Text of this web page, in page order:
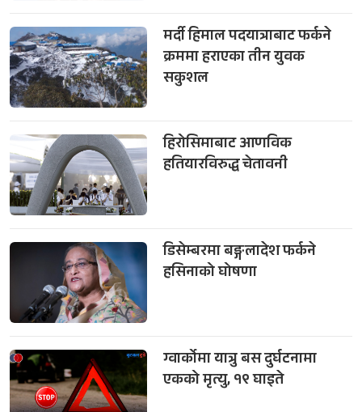
मर्दी हिमाल पदयात्राबाट फर्कने
क्रममा हराएका तीन युवक
सकुशल
हिरोसिमाबाट आणविक
हतियारविरुद्ध चेतावनी
डिसेम्बरमा बङ्गलादेश फर्कने
हसिनाको घोषणा
ग्वार्कोमा यात्रु बस दुर्घटनामा
एकको मृत्यु, १९ घाइते